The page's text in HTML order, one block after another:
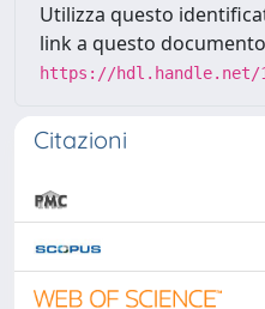
Utilizza questo
link a questo
https://hdl.handle.net/
Citazioni